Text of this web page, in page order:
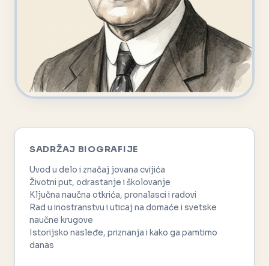
SADRŽAJ BIOGRAFIJE
Uvod u delo i značaj jovana cvijića
Životni put, odrastanje i školovanje
Ključna naučna otkrića, pronalasci i radovi
Rad u inostranstvu i uticaj na domaće i svetske
naučne krugove
Istorijsko nasleđe, priznanja i kako ga pamtimo
danas